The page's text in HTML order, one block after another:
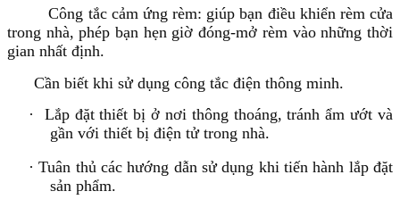
Công tắc cảm ứng rèm: giúp bạn điều khiển rèm cửa
trong nhà, phép bạn hẹn giờ đóng-mở rèm vào những thời
gian nhất định.
Cần biết khi sử dụng công tắc điện thông minh.
·
Lắp đặt thiết bị ở nơi thông thoáng, tránh ẩm ướt và
gần với thiết bị điện tử trong nhà.
· Tuân thủ các hướng dẫn sử dụng khi tiến hành lắp đặt
sản phẩm.